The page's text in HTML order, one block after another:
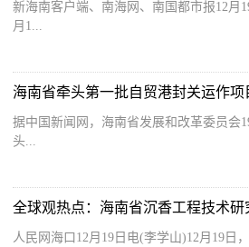
新海南客户端、南海网、南国都市报12月
月1...
海南省牵头第一批自贸港封关运作项
据中国新闻网，海南省发展和改革委员会
头...
人民网海口12月19日电(李学山)12月19日